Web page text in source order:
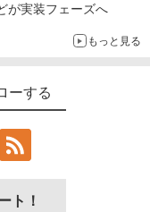
が実装フェーズへ
もっと見る
ーする
ト！